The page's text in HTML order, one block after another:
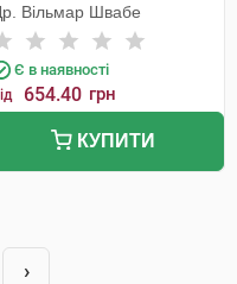
Вільмар Швабе
Є в наявності
654.40 грн
КУПИТИ
›